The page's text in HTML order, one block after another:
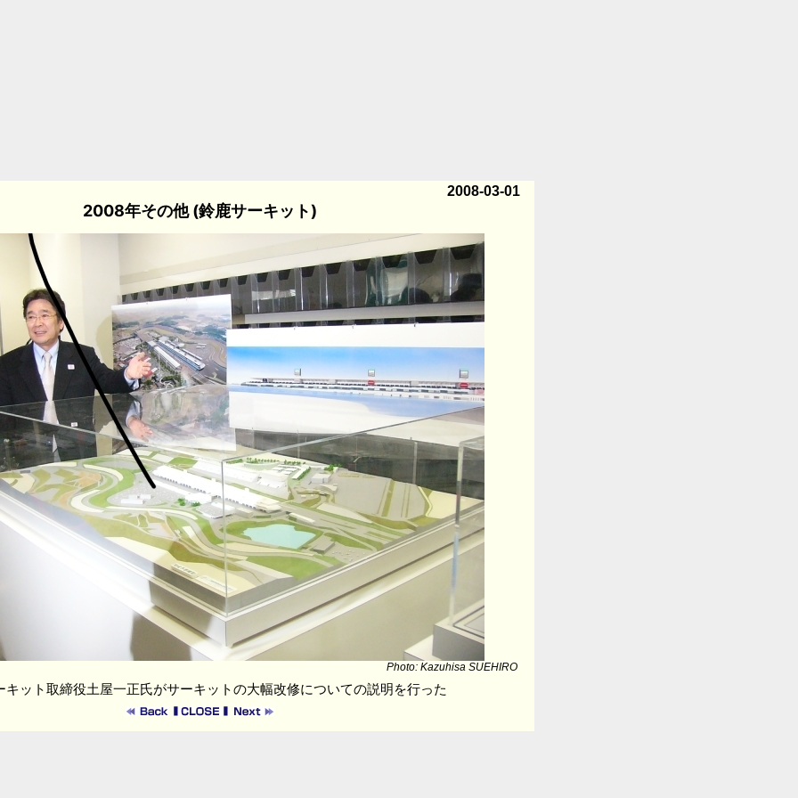
2008-03-01
2008年その他 (鈴鹿サーキット)
Photo: Kazuhisa SUEHIRO
キット取締役土屋一正氏がサーキットの大幅改修についての説明を行った